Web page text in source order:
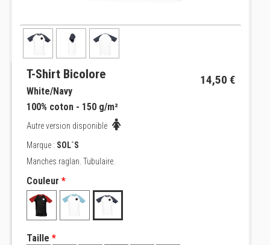
T-Shirt Bicolore 14,50 €
White/Navy
100% coton - 150 g/m²
Autre version disponible
Marque : SOL´S
Manches raglan. Tubulaire.
Couleur *
Taille *